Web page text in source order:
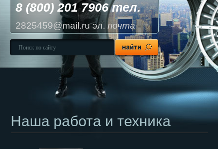
8 (800) 201 7906 тел.
2825459@mail.ru эл. почта
Наша работа и техника